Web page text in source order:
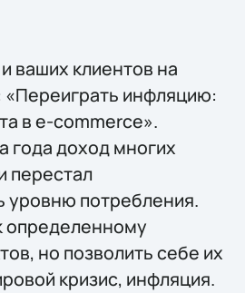
ваших клиентов на
инфляцию:
в e-commerce».
года доход многих
перестал
уровню потребления.
определенному
но позволить себе их
кризис, инфляция.